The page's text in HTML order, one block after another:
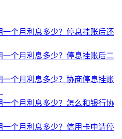
个月利息多少？停息挂账后还
个月利息多少？停息挂账后二
个月利息多少？协商停息挂账
个月利息多少？怎么和银行协
个月利息多少？信用卡申请停